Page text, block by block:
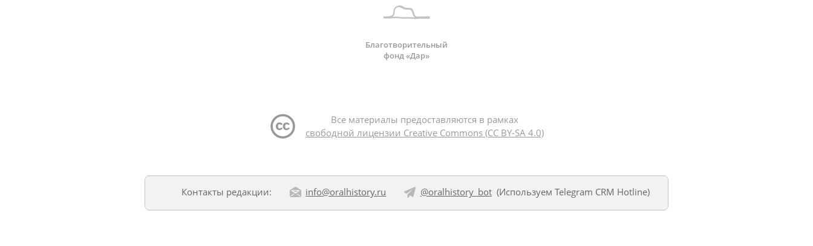
Благотворительный
фонд «Дар»
Все материалы предоставляются в рамках
свободной лицензии Creative Commons (CC BY-SA 4.0)
Контакты редакции: info@oralhistory.ru @oralhistory_bot(Используем Telegram CRM Hotline)